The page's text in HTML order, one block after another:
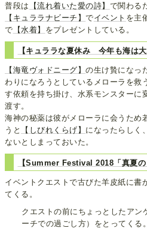
普段は
【流れ着いた愛の詩】 で関わる
【キュララナビーチ】でイベント を主
で 【水着】 をプレゼントしている。
【キュララな夏休み 今年も海は大
【海竜ヴォドニーグ】の生け贄になっ
わりになろうとしているメローラを救
す依頼を持ち掛け、水系モンスターに
渡す。
海神の秘薬は彼がメローラに会うため
うと
【しびれくらげ】 になったらしく
ないとしまっておいた。
【Summer Festival 2018「真夏の
イベントクエストで古びた羊皮紙に書
てくる。
クエストの前にちょっとしたアン
ーチでの過ごし方）をとってくる。